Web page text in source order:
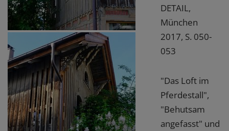
DETAIL,
München
2017, S. 050-
053
"Das Loft im
Pferdestall",
"Behutsam
angefasst" und